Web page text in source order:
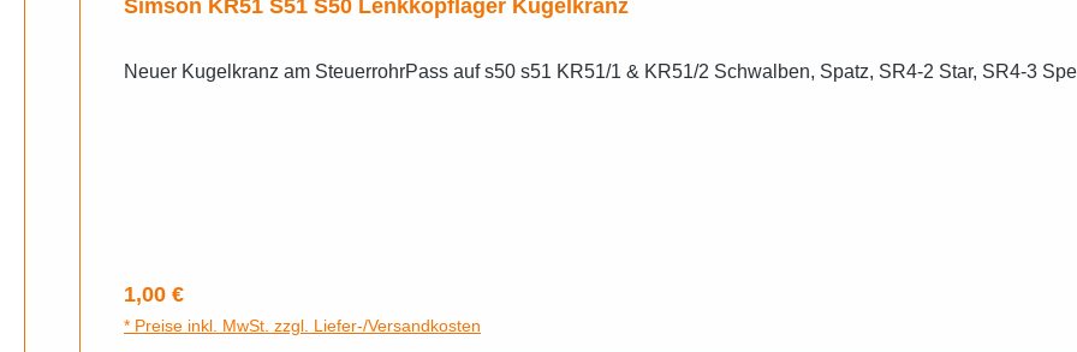
Simson KR51 S51 S50 Lenkkopflager Kugelkranz
Regulärer Preis:
1,00 €
* Preise inkl. MwSt. zzgl. Liefer-/Versandkosten